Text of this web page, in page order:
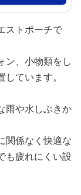
ストポーチで
ン、小物類をし
ています。
雨や水しぶきか
関係なく快適な
も疲れにくい設